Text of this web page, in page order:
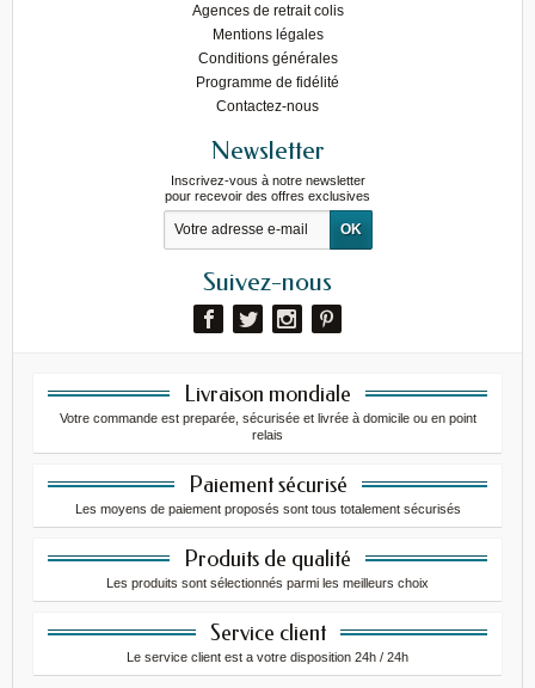
Agences de retrait colis
Mentions légales
Conditions générales
Programme de fidélité
Contactez-nous
Newsletter
Inscrivez-vous à notre newsletter
pour recevoir des offres exclusives
Suivez-nous
Livraison mondiale
Votre commande est preparée, sécurisée et livrée à domicile ou en point
relais
Paiement sécurisé
Les moyens de paiement proposés sont tous totalement sécurisés
Produits de qualité
Les produits sont sélectionnés parmi les meilleurs choix
Service client
Le service client est a votre disposition 24h / 24h